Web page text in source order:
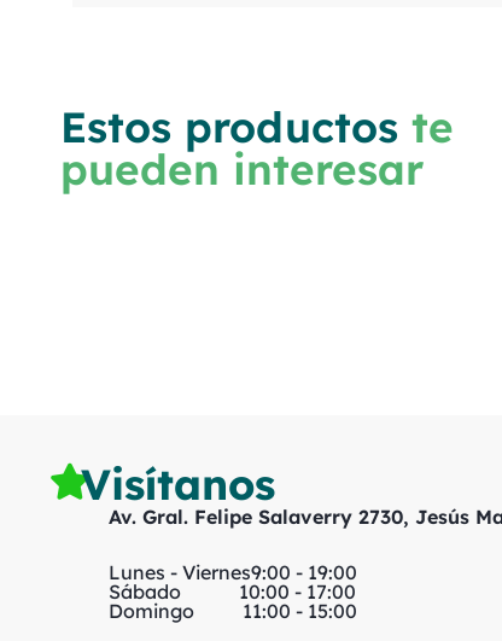
Estos productos te
pueden interesar
Visítanos
Av. Gral. Felipe Salaverry 2730, Jesús
Lunes - Viernes9:00 - 19:00
Sábado 10:00 - 17:00
Domingo 11:00 - 15:00